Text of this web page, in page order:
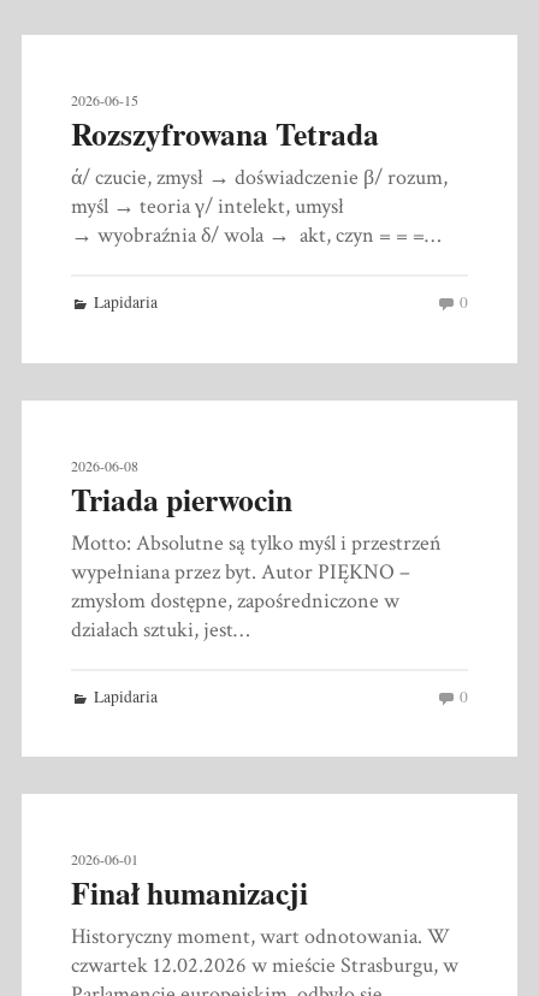
2026-06-15
Rozszyfrowana Tetrada
ά/ czucie, zmysł → doświadczenie β/ rozum,
myśl → teoria γ/ intelekt, umysł
→ wyobraźnia δ/ wola → akt, czyn = = =…
Lapidaria 0
2026-06-08
Triada pierwocin
Motto: Absolutne są tylko myśl i przestrzeń
wypełniana przez byt. Autor PIĘKNO –
zmysłom dostępne, zapośredniczone w
działach sztuki, jest…
Lapidaria 0
2026-06-01
Finał humanizacji
Historyczny moment, wart odnotowania. W
czwartek 12.02.2026 w mieście Strasburgu, w